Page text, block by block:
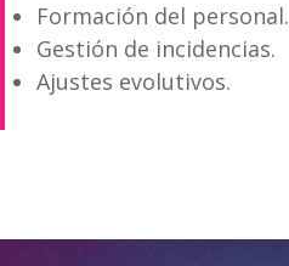
Formación del personal.
Gestión de incidencias.
Ajustes evolutivos.